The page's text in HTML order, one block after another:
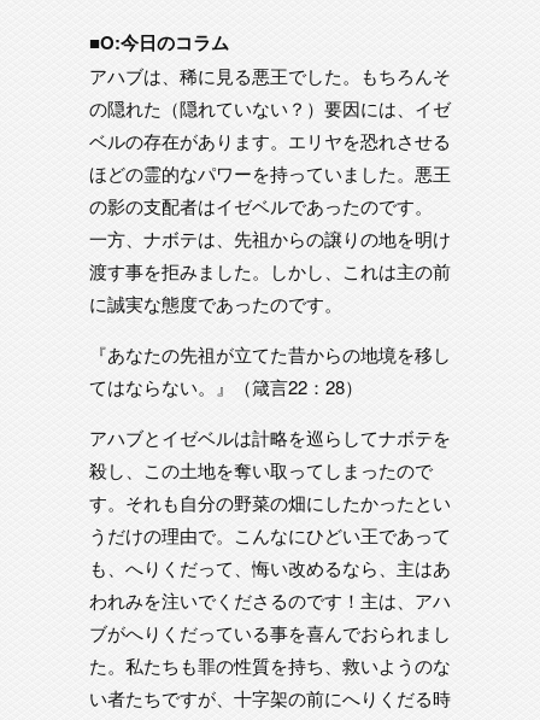
■O:今日のコラム
アハブは、稀に見る悪王でした。もちろんそ
の隠れた（隠れていない？）要因には、イゼ
ベルの存在があります。エリヤを恐れさせる
ほどの霊的なパワーを持っていました。悪王
の影の支配者はイゼベルであったのです。
一方、ナボテは、先祖からの譲りの地を明け
渡す事を拒みました。しかし、これは主の前
に誠実な態度であったのです。
『あなたの先祖が立てた昔からの地境を移し
てはならない。』（箴言22：28）
アハブとイゼベルは計略を巡らしてナボテを
殺し、この土地を奪い取ってしまったので
す。それも自分の野菜の畑にしたかったとい
うだけの理由で。こんなにひどい王であって
も、へりくだって、悔い改めるなら、主はあ
われみを注いでくださるのです！主は、アハ
ブがへりくだっている事を喜んでおられまし
た。私たちも罪の性質を持ち、救いようのな
い者たちですが、十字架の前にへりくだる時